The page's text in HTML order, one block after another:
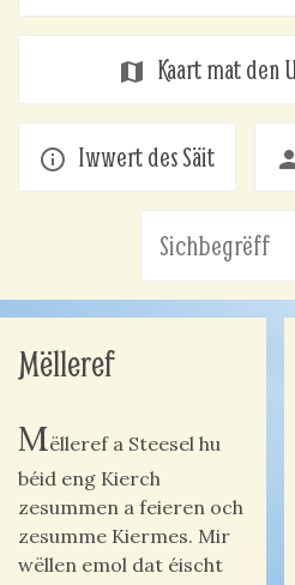
map Kaart mat den
info_outline Iwwert des Säit
Mëlleref
Mëlleref a Steesel hu
béid eng Kierch
zesummen a feieren och
zesumme Kiermes. Mir
wëllen emol dat éischt